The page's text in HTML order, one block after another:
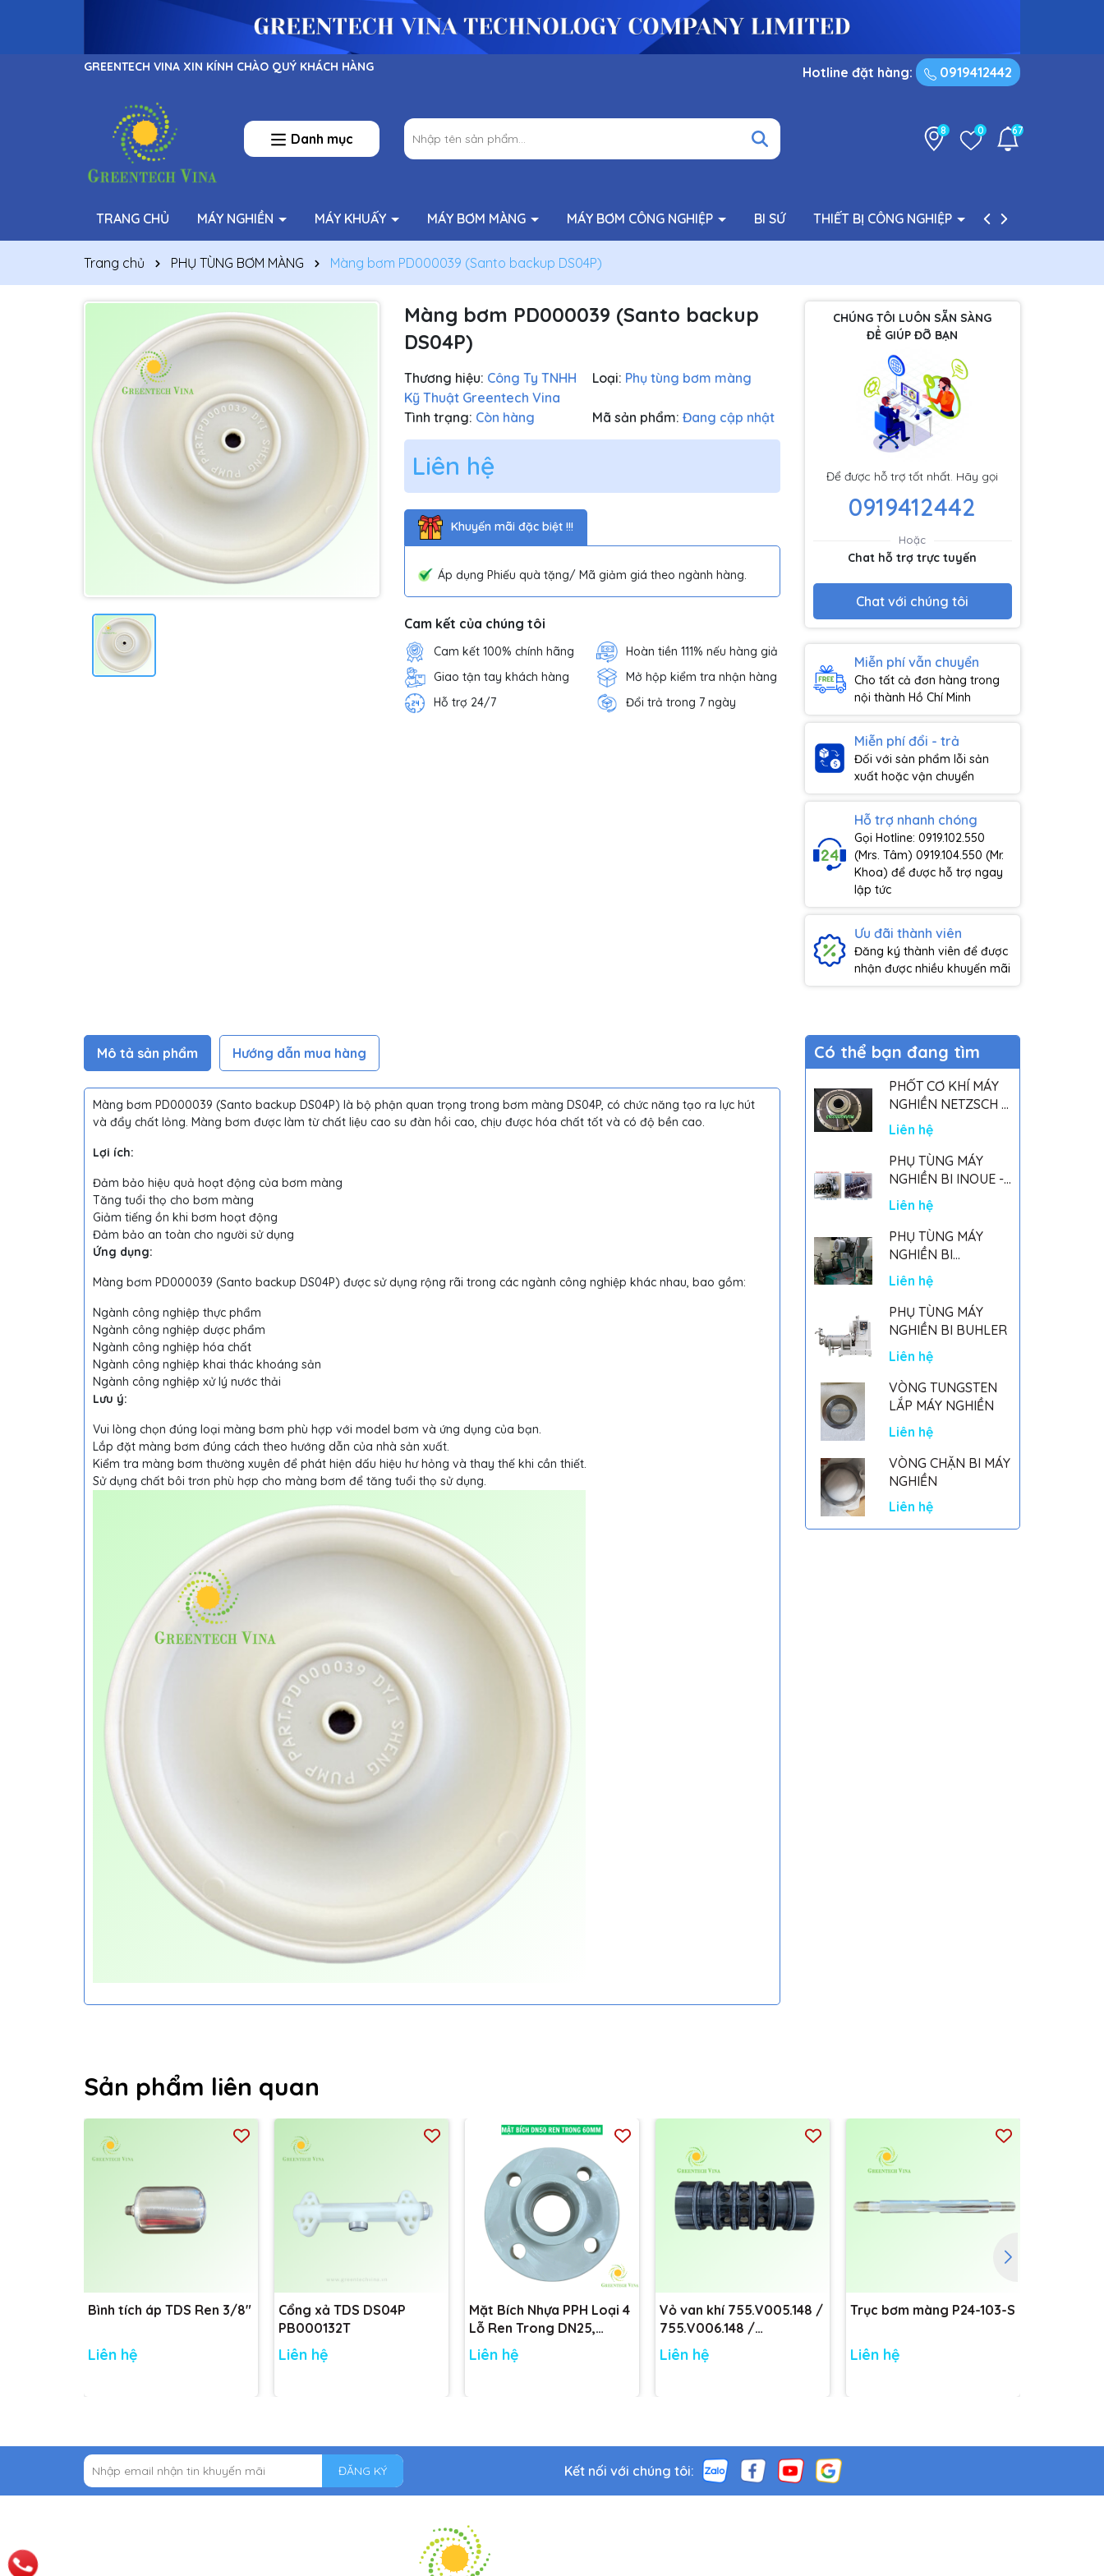
GREENTECH VINA XIN KÍNH CHÀO QUÝ KHÁCH HÀNG Hotline đặt hàng: 0919412442
Danh mục
8 0 67
TRANG CHỦ MÁY NGHIỀN MÁY KHUẤY MÁY BƠM MÀNG MÁY BƠM CÔNG NGHIỆP BI SỨ THIẾT BỊ CÔNG NGHIỆP PHỤ TÙNG BƠM
Trang chủ PHỤ TÙNG BƠM MÀNG Màng bơm PD000039 (Santo backup DS04P)
Màng bơm PD000039 (Santo backup
DS04P)
Thương hiệu: Công Ty TNHH
Kỹ Thuật Greentech Vina
Loại: Phụ tùng bơm màng
Tình trạng: Còn hàng Mã sản phẩm: Đang cập nhật
Liên hệ
Khuyến mãi đặc biệt !!!
Áp dụng Phiếu quà tặng/ Mã giảm giá theo ngành hàng.
Cam kết của chúng tôi
Cam kết 100% chính hãng
Hoàn tiền 111% nếu hàng giả
Giao tận tay khách hàng
Mở hộp kiểm tra nhận hàng
Hỗ trợ 24/7
Đổi trả trong 7 ngày
CHÚNG TÔI LUÔN SẴN SÀNG
ĐỂ GIÚP ĐỠ BẠN
Để được hỗ trợ tốt nhất. Hãy gọi
0919412442
Hoặc
Chat hỗ trợ trực tuyến
Chat với chúng tôi
Miễn phí vẫn chuyển
Cho tất cả đơn hàng trong
nội thành Hồ Chí Minh
Miễn phí đổi - trả
Đối với sản phẩm lỗi sản
xuất hoặc vận chuyển
Hỗ trợ nhanh chóng
Gọi Hotline: 0919.102.550
(Mrs. Tâm) 0919.104.550 (Mr.
Khoa) để được hỗ trợ ngay
lập tức
Ưu đãi thành viên
Đăng ký thành viên để được
nhận được nhiều khuyến mãi
Mô tả sản phẩm Hướng dẫn mua hàng
Màng bơm PD000039 (Santo backup DS04P) là bộ phận quan trọng trong bơm màng DS04P, có chức năng tạo ra lực hút
và đẩy chất lỏng. Màng bơm được làm từ chất liệu cao su đàn hồi cao, chịu được hóa chất tốt và có độ bền cao.
Lợi ích:
Đảm bảo hiệu quả hoạt động của bơm màng
Tăng tuổi thọ cho bơm màng
Giảm tiếng ồn khi bơm hoạt động
Đảm bảo an toàn cho người sử dụng
Ứng dụng:
Màng bơm PD000039 (Santo backup DS04P) được sử dụng rộng rãi trong các ngành công nghiệp khác nhau, bao gồm:
Ngành công nghiệp thực phẩm
Ngành công nghiệp dược phẩm
Ngành công nghiệp hóa chất
Ngành công nghiệp khai thác khoáng sản
Ngành công nghiệp xử lý nước thải
Lưu ý:
Vui lòng chọn đúng loại màng bơm phù hợp với model bơm và ứng dụng của bạn.
Lắp đặt màng bơm đúng cách theo hướng dẫn của nhà sản xuất.
Kiểm tra màng bơm thường xuyên để phát hiện dấu hiệu hư hỏng và thay thế khi cần thiết.
Sử dụng chất bôi trơn phù hợp cho màng bơm để tăng tuổi thọ sử dụng.
Có thể bạn đang tìm
PHỐT CƠ KHÍ MÁY
NGHIỀN NETZSCH -
GERMANY
Liên hệ
PHỤ TÙNG MÁY
NGHIỀN BI INOUE -
PARTS FOR MHGII-
50 MIGHTY MILL
MARK II
Liên hệ
PHỤ TÙNG MÁY
NGHIỀN BI
NETSZCH
Liên hệ
PHỤ TÙNG MÁY
NGHIỀN BI BUHLER
Liên hệ
VÒNG TUNGSTEN
LẮP MÁY NGHIỀN
Liên hệ
VÒNG CHẶN BI MÁY
NGHIỀN
Liên hệ
Sản phẩm liên quan
Bình tích áp TDS Ren 3/8"
Liên hệ
Cổng xả TDS DS04P
PB000132T
Liên hệ
Mặt Bích Nhựa PPH Loại 4
Lỗ Ren Trong DN25,
DN32, DN40, DN50 tiêu
chuẩn
Liên hệ
Vỏ van khí 755.V005.148 /
755.V006.148 /
755.V001.148
Liên hệ
Trục bơm màng P24-103-S
Liên hệ
ĐĂNG KÝ Kết nối với chúng tôi: